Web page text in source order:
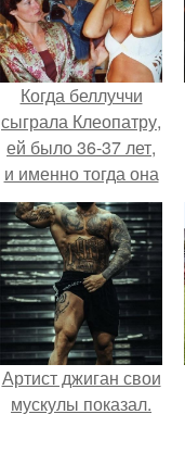
Когда беллуччи
сыграла Клеопатру,
ей было 36-37 лет,
и именно тогда она
находилась на
вершине карьеры.
Артист джиган свои
мускулы показал.